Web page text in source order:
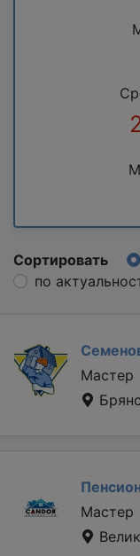
Сортировать
по
Мастер
Мастер